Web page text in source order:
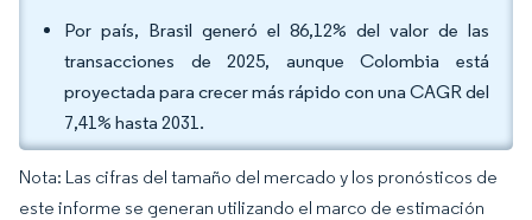
Por país, Brasil generó el 86,12% del valor de las
transacciones de 2025, aunque Colombia está
proyectada para crecer más rápido con una CAGR del
7,41% hasta 2031.
Nota: Las cifras del tamaño del mercado y los pronósticos de
este informe se generan utilizando el marco de estimación